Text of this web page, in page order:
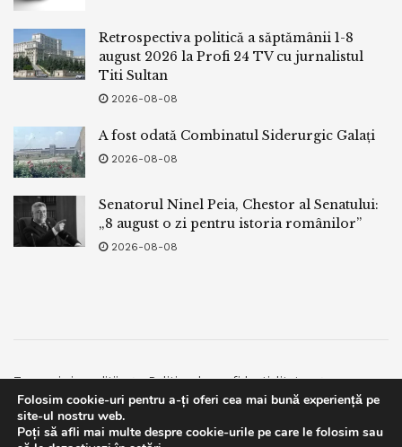
Retrospectiva politică a săptămânii 1-8
august 2026 la Profi 24 TV cu jurnalistul
Titi Sultan
2026-08-08
A fost odată Combinatul Siderurgic Galați
2026-08-08
Senatorul Ninel Peia, Chestor al Senatului:
„8 august o zi pentru istoria românilor”
2026-08-08
Termeni si conditii
Politica de confidentialitate
Facebook
Contact
© 2019bpnews- Business & Politics Newsbpnews.
Folosim cookie-uri pentru a-ți oferi cea mai bună experiență pe
site-ul nostru web.
Poți să afli mai multe despre cookie-urile pe care le folosim sau